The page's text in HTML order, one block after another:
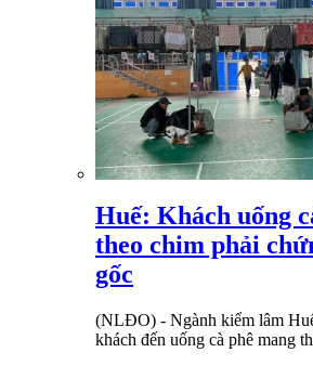
Huế: Khách uống
theo chim phải
gốc
(NLĐO) - Ngành kiểm lâm
khách đến uống cà phê mang